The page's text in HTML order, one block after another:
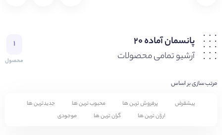
پانسمان آماده ۲۰
آرشیو تمامی محصولات
۱
محصول
مرتب سازی بر اساس
پیشفرض پرفروش ترین ها محبوب ترین ها
جدیدترین ها
ارزان ترین ها
گران ترین ها موجودی